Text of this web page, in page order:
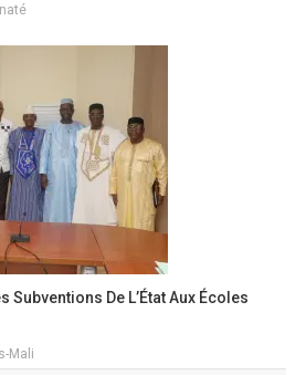
Subventions De L’État Aux Écoles
Mali